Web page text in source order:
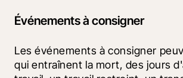
Événements à consigner
Les événements à consigner
qui entraînent la mort, des jours